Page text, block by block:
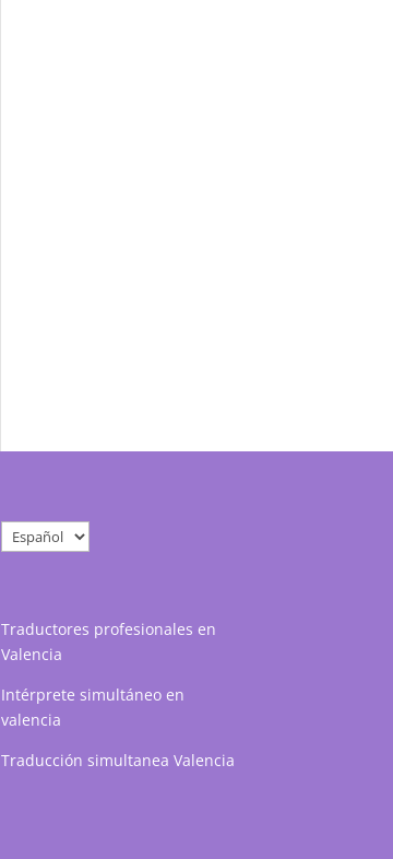
Elegir
un
Traductores profesionales en
Valencia
Intérprete simultáneo en
valencia
Traducción simultanea Valencia